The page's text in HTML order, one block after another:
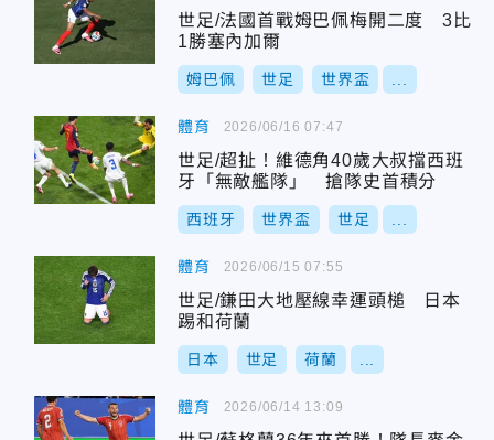
世足/法國首戰姆巴佩梅開二度 3比
1勝塞內加爾
姆巴佩 世足 世界盃
體育
世足/超扯！維德角40歲大叔擋西班
牙「無敵艦隊」 搶隊史首積分
西班牙 世界盃 世足
2026/06/16 07:47
體育
世足/鎌田大地壓線幸運頭槌 日本
踢和荷蘭
日本 世足 荷蘭
2026/06/15 07:55
體育 2026/06/14 13:09